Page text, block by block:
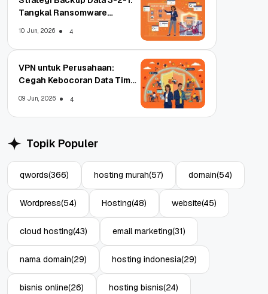
Tangkal Ransomware
10 Jun, 2026 4
VPN untuk Perusahaan:
Cegah Kebocoran Data Tim
09 Jun, 2026 4
Topik Populer
qwords(366) hosting murah(57) domain(54)
Wordpress(54) Hosting(48) website(45)
cloud hosting(43) email marketing(31)
nama domain(29) hosting indonesia(29)
bisnis online(26) hosting bisnis(24)